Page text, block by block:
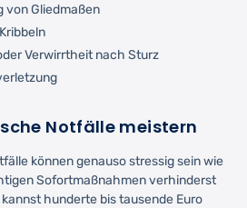
von Gliedmaßen
Verwirrtheit nach Sturz
Notfälle meistern
können genauso stressig sein wie
Sofortmaßnahmen verhinderst
hunderte bis tausende Euro